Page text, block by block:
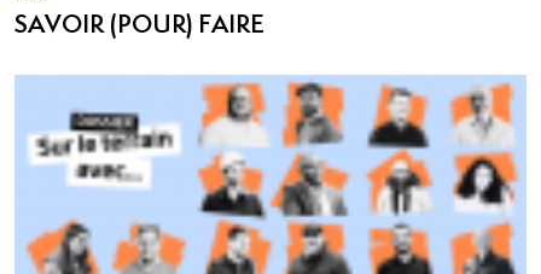
SAVOIR (POUR) FAIRE